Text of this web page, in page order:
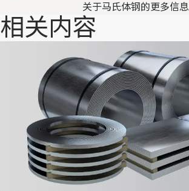
关于马氏体钢的更多信息
相关内容